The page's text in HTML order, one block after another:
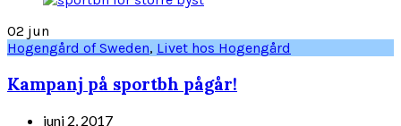
02 jun
Hogengård of Sweden, Livet hos Hogengård
Kampanj på sportbh pågår!
juni 2, 2017